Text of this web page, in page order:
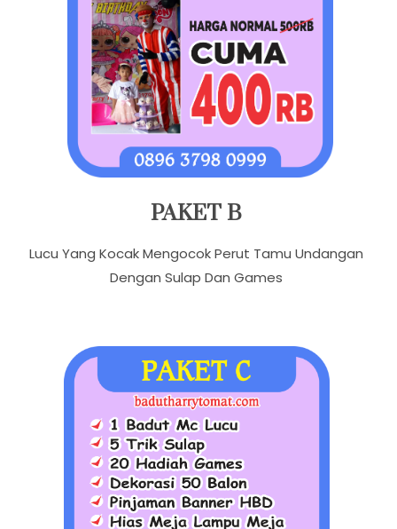
PAKET B
Lucu Yang Kocak Mengocok Perut Tamu Undangan
Dengan Sulap Dan Games